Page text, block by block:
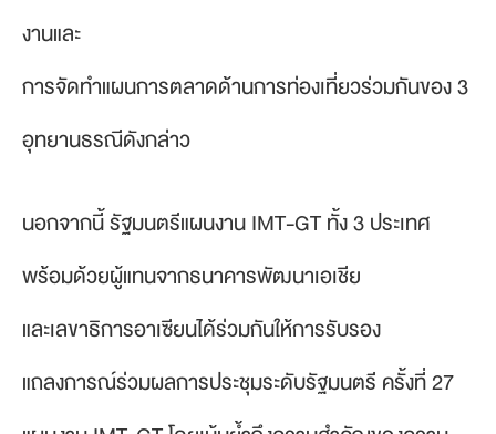
งานและ
การจัดทำแผนการตลาดด้านการท่องเที่ยวร่วมกันของ 3
อุทยานธรณีดังกล่าว
นอกจากนี้ รัฐมนตรีแผนงาน IMT-GT ทั้ง 3 ประเทศ
พร้อมด้วยผู้แทนจากธนาคารพัฒนาเอเชีย
และเลขาธิการอาเซียนได้ร่วมกันให้การรับรอง
แถลงการณ์ร่วมผลการประชุมระดับรัฐมนตรี ครั้งที่ 27